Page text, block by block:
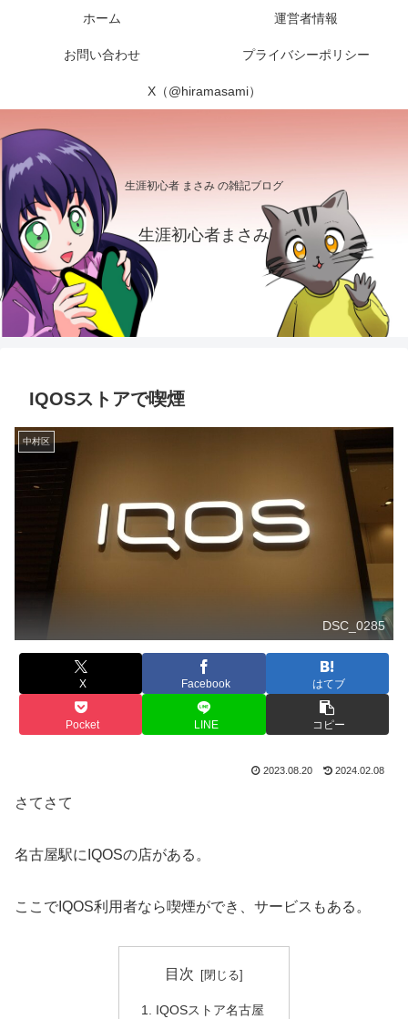
生涯初心者 まさみ の雑記ブログ
生涯初心者まさみ
ホーム 運営者情報
お問い合わせ プライバシーポリシー
X（@hiramasami）
IQOSストアで喫煙
中村区
DSC_0285
X Facebook はてブ
Pocket LINE コピー
2023.08.20 2024.02.08
さてさて
名古屋駅にIQOSの店がある。
ここでIQOS利用者なら喫煙ができ、サービスもある。
目次
IQOSストア名古屋